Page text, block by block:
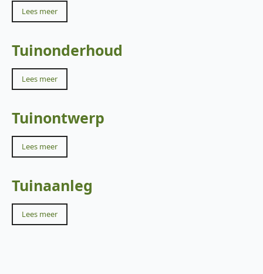
Lees meer
Tuinonderhoud
Lees meer
Tuinontwerp
Lees meer
Tuinaanleg
Lees meer